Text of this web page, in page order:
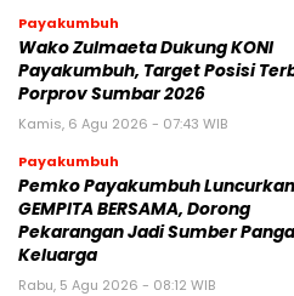
Payakumbuh
Wako Zulmaeta Dukung KONI
Payakumbuh, Target Posisi
Porprov Sumbar 2026
Kamis, 6 Agu 2026 - 07:43 WIB
Payakumbuh
Pemko Payakumbuh Luncurkan
GEMPITA BERSAMA, Dorong
Pekarangan Jadi Sumber
Keluarga
Rabu, 5 Agu 2026 - 08:12 WIB